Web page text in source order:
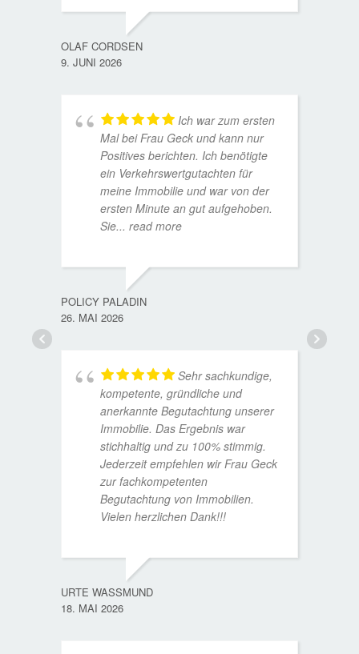
OLAF CORDSEN
9. JUNI 2026
Ich war zum ersten
Mal bei Frau Geck und kann nur
Positives berichten. Ich benötigte
ein Verkehrswertgutachten für
meine Immobilie und war von der
ersten Minute an gut aufgehoben.
Sie... read more
POLICY PALADIN
26. MAI 2026
Sehr sachkundige,
kompetente, gründliche und
anerkannte Begutachtung unserer
Immobilie. Das Ergebnis war
stichhaltig und zu 100% stimmig.
Jederzeit empfehlen wir Frau Geck
zur fachkompetenten
Begutachtung von Immobilien.
Vielen herzlichen Dank!!!
URTE WASSMUND
18. MAI 2026